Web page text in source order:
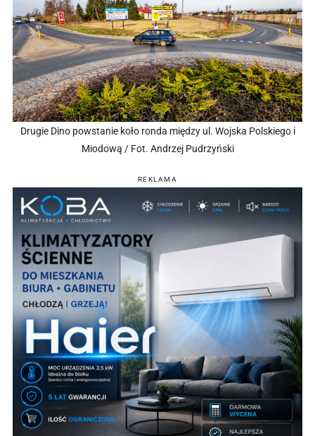
Drugie Dino powstanie koło ronda między ul. Wojska Polskiego i
Miodową / Fot. Andrzej Pudrzyński
REKLAMA